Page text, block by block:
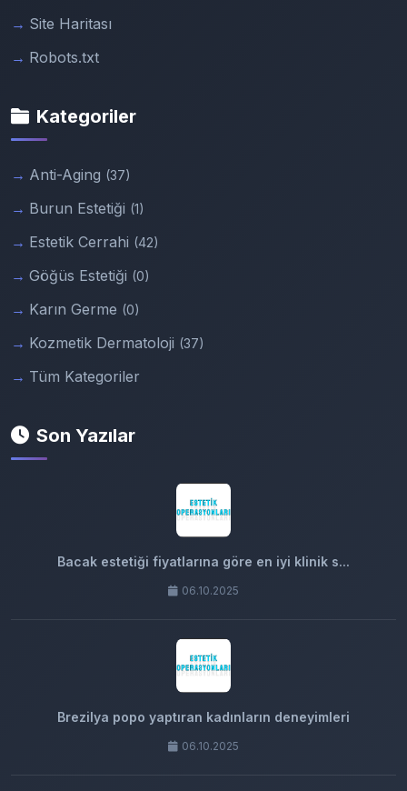
Site Haritası
Robots.txt
Kategoriler
Anti-Aging (37)
Burun Estetiği (1)
Estetik Cerrahi (42)
Göğüs Estetiği (0)
Karın Germe (0)
Kozmetik Dermatoloji (37)
Tüm Kategoriler
Son Yazılar
Bacak estetiği fiyatlarına göre en iyi klinik s...
06.10.2025
Brezilya popo yaptıran kadınların deneyimleri
06.10.2025